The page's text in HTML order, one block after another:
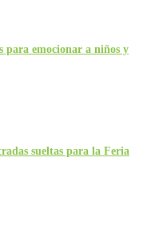
para emocionar a niños y
sueltas para la Feria